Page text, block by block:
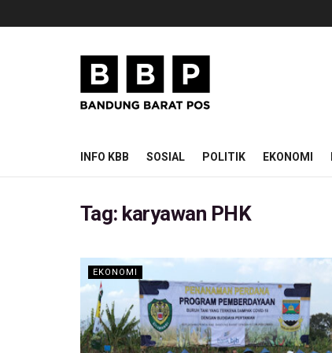
INFO KBB SOSIAL POLITIK EKONOMI
Tag: karyawan PHK
EKONOMI